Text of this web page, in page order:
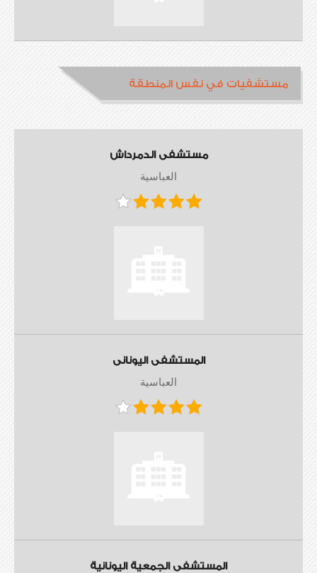
مستشفيات في نفس المنطقة
مستشفى الدمرداش
العباسية
المستشفى اليونانى
العباسية
المستشفى الجمعية اليونانية